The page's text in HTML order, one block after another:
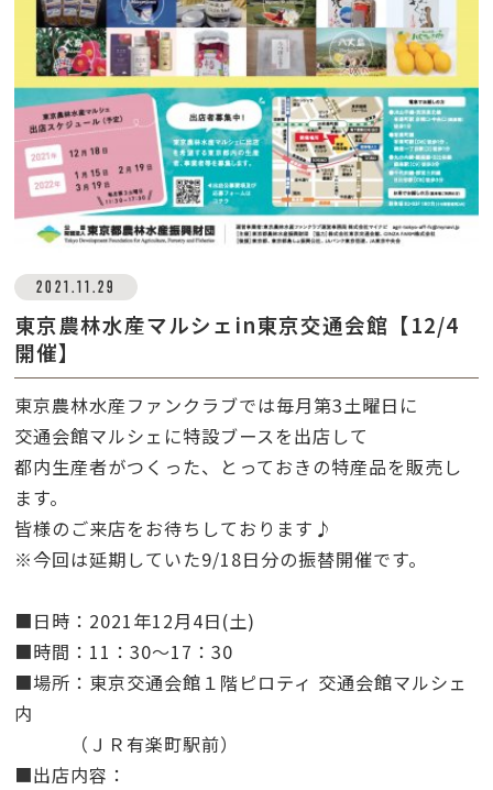
2021.11.29
東京農林水産マルシェin東京交通会館【12/4
開催】
東京農林水産ファンクラブでは毎月第3土曜日に
交通会館マルシェに特設ブースを出店して
都内生産者がつくった、とっておきの特産品を販売し
ます。
皆様のご来店をお待ちしております♪
※今回は延期していた9/18日分の振替開催です。
■日時： 2021年12月4日(土)
■時間： 11 ：30～17 ：30
■場所：東京交通会館１階ピロティ 交通会館マルシェ
内
（ＪＲ有楽町駅前）
■出店内容：